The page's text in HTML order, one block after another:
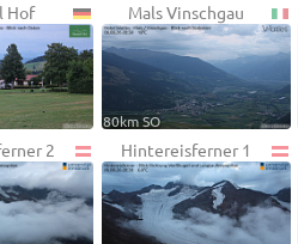
Hof Mals Vinschgau
80km SO
2 Hintereisferner 1